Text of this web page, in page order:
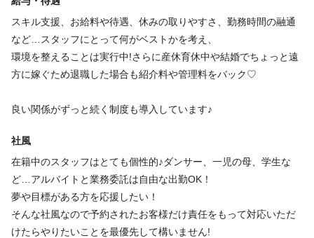
◆正月休
◆有給（入社6か月後～取得可）
＊パートは週3～5日で、ご応募後希望をお聞かせください
新規出店業務
必要資格
美容師免許
仕事内容
まつげパーマ アイラッシュ まつげエクステ
新
カウンセリングでしっかりご要望を引き出し、
スピーディーかつ丁寧に、そして最高の仕上がりをご提供してい
ます☆
◆4度目の来店ですがいつも施術が早いのにとっても綺麗で、自分
に合ったまつげエクステを一緒に選んでもらってます。
色々なまつげエクステサロンに行ってきましたが、ここ以外は行
けません。
スキル支援、お給料や待遇、休みの取りやすさ、勤務時間の融通
など…スタッフにとって何がベストかを考え、
環境を整えることは実行中!さらに産休育休中や結婚でちょっと遠
方に嫁ぐため退職した場合も紹介料や管理料をバック♡
良い関係がずっと続く制度も導入しています♪
社風
在籍中のスタッフはとても個性的♪ダンサー、一児の母、学生な
ど…アルバイトと業務委託は自由な出勤OK！
夢や目標がある方を応援したい！
そんな社風なので予約されたお客様だけ責任をもって対応いただ
けたらやりたいことを最優先して構いません!